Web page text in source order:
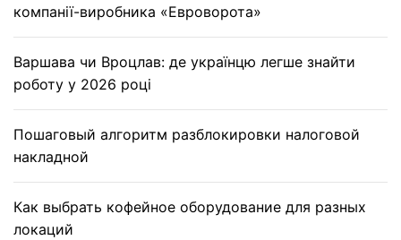
компанії-виробника «Евроворота»
Варшава чи Вроцлав: де українцю легше знайти
роботу у 2026 році
Пошаговый алгоритм разблокировки налоговой
накладной
Как выбрать кофейное оборудование для разных
локаций